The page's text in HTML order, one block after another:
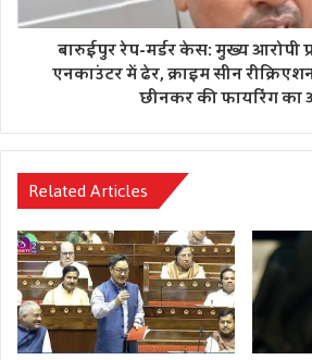
बारुईपुर रेप-मर्डर केस: मुख्य आरोपी
एनकाउंटर में ढेर, क्राइम सीन
छीनकर की फायरिंग का
Related Articles